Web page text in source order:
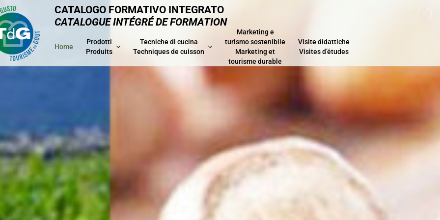
CATALOGO FORMATIVO INTEGRATO
CATALOGUE INTÉGRÉ DE FORMATION
Home
Prodotti
Produits
Tecniche di cucina
Techniques de cuisson
Marketing e
turismo sostenibile
Marketing et
tourisme durable
Visite didattiche
Visites d’études